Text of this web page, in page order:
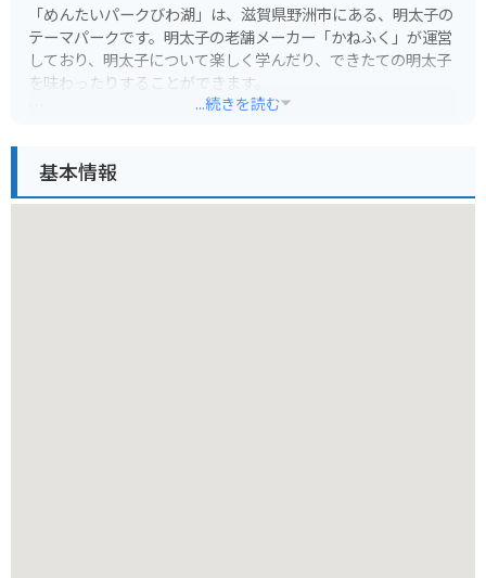
「めんたいパークびわ湖」は、滋賀県野洲市にある、明太子の
テーマパークです。明太子の老舗メーカー「かねふく」が運営
しており、明太子について楽しく学んだり、できたての明太子
を味わったりすることができます。
試して、お気に入りを見つけてみてください。フードコーナー
では、明太子を使ったグルメを堪能できます。明太子好きには
...続きを読む
基本情報